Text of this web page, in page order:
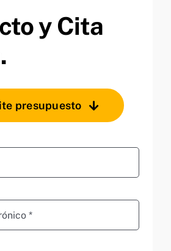
y Cita
presupuesto